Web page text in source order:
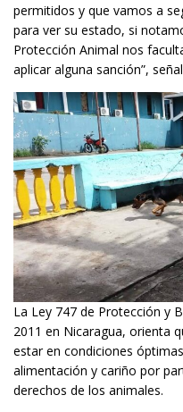
permitidos y que vamos a
para ver su estado, si
Protección Animal nos
aplicar alguna sanción”,
La Ley 747 de Protección y
2011 en Nicaragua, orienta
estar en condiciones
alimentación y cariño por
derechos de los animales.